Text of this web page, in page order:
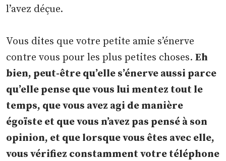
l’avez déçue.
Vous dites que votre petite amie s’énerve
contre vous pour les plus petites choses.Eh
bien, peut-être qu’elle s’énerve aussi parce
qu’elle pense que vous lui mentez tout le
temps, que vous avez agi de manière
égoïste et que vous n’avez pas pensé à son
opinion, et que lorsque vous êtes avec elle,
vous vérifiez constamment votre téléphone